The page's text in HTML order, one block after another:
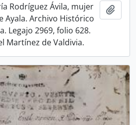
Rodríguez Ávila, mujer
Ayala. Archivo Histórico
Legajo 2969, folio 628.
Martínez de Valdivia.